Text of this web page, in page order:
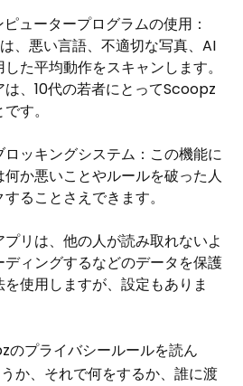
ュータープログラムの使用：
、悪い言語、不適切な写真、AI
た平均動作をスキャンします。
は、10代の若者にとってScoopz
す。
ロッキングシステム：この機能に
何か悪いことやルールを破った人
ることさえできます。
リは、他の人が読み取れないよ
ディングするなどのデータを保護
使用しますが、設定もありま
のプライバシールールを読ん
か、それで何をするか、誰に渡